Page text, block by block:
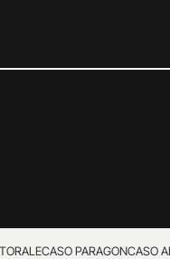
CASO PARAGONCASO